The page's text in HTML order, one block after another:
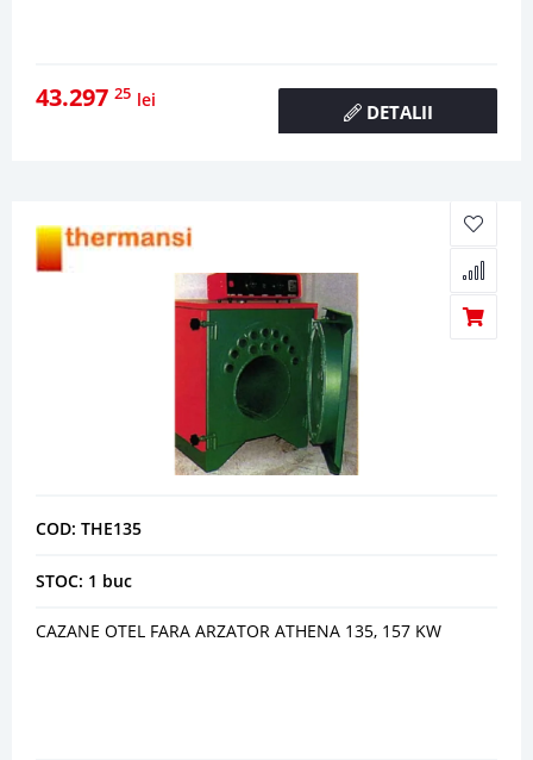
43.297 25 lei
DETALII
COD: THE135
STOC: 1 buc
CAZANE OTEL FARA ARZATOR ATHENA 135, 157 KW